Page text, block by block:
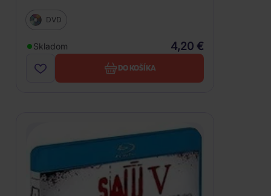
DVD
Skladom 4,20 €
DO KOŠÍKA